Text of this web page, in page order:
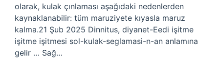
olarak, kulak çınlaması aşağıdaki nedenlerden
kaynaklanabilir: tüm maruziyete kıyasla maruz
kalma.21 Şub 2025 Dinnitus, diyanet-Eedi işitme
işitme işitmesi sol-kulak-seglamasi-n-an anlamına
gelir … Sağ…